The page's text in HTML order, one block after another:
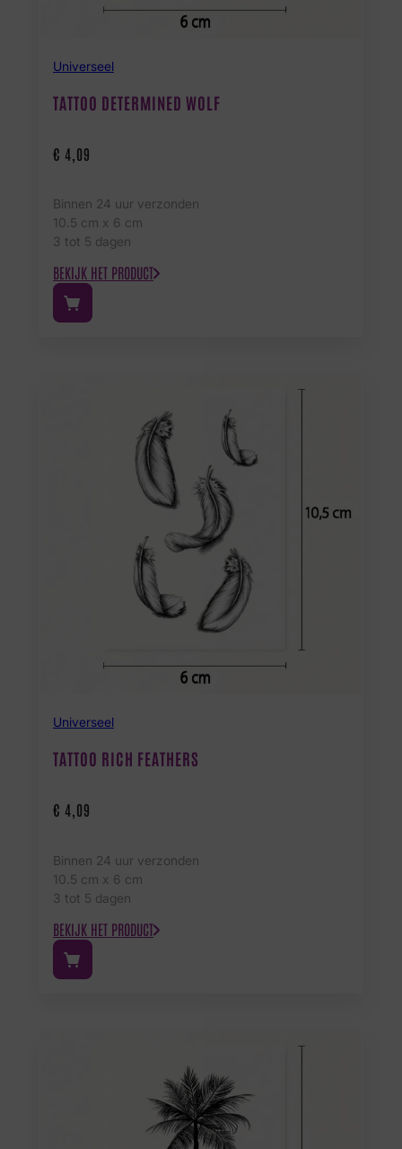
Universeel
TATTOO DETERMINED WOLF
€ 4,09
Binnen 24 uur verzonden
10.5 cm x 6 cm
3 tot 5 dagen
BEKIJK HET PRODUCT
Universeel
TATTOO RICH FEATHERS
€ 4,09
Binnen 24 uur verzonden
10.5 cm x 6 cm
3 tot 5 dagen
BEKIJK HET PRODUCT